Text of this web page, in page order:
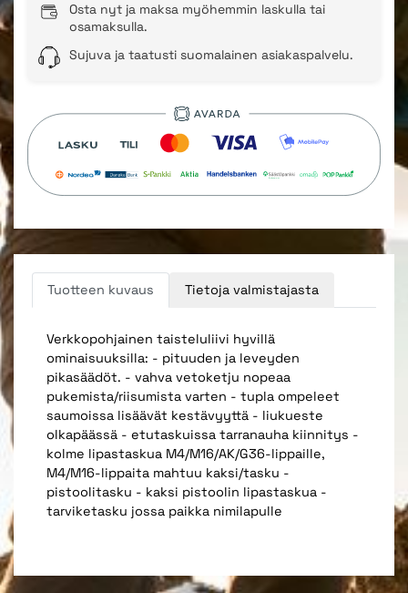
Osta nyt ja maksa myöhemmin laskulla tai
osamaksulla.
Sujuva ja taatusti suomalainen asiakaspalvelu.
Tuotteen kuvaus Tietoja valmistajasta
Verkkopohjainen taisteluliivi hyvillä
ominaisuuksilla: - pituuden ja leveyden
pikasäädöt. - vahva vetoketju nopeaa
pukemista/riisumista varten - tupla ompeleet
saumoissa lisäävät kestävyyttä - liukueste
olkapäässä - etutaskuissa tarranauha kiinnitys -
kolme lipastaskua M4/M16/AK/G36-lippaille,
M4/M16-lippaita mahtuu kaksi/tasku -
pistoolitasku - kaksi pistoolin lipastaskua -
tarviketasku jossa paikka nimilapulle